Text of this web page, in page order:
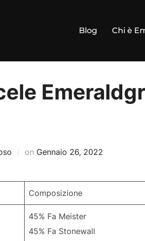
Blog Chi è
on Pubblicato
Gennaio 26, 2022
Composizione
45% Fa Meister
45% Fa Stonewall